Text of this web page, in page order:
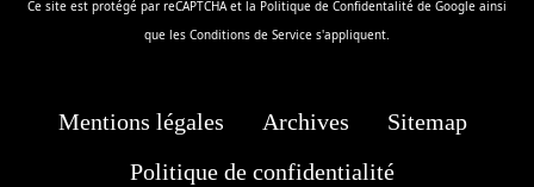
Ce site est protégé par reCAPTCHA et la Politique de Confidentalité de Google ainsi
que les Conditions de Service s'appliquent.
Mentions légales Archives
Sitemap
Politique de confidentialité